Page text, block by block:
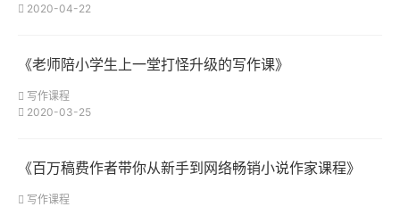
2020-04-22
《老师陪小学生上一堂打怪升级的写作课》
写作课程
2020-03-25
《百万稿费作者带你从新手到网络畅销小说作家课程》
写作课程